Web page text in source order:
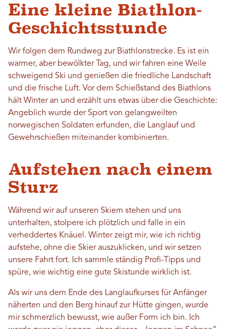
Eine kleine Biathlon-
Geschichtsstunde
Wir folgen dem Rundweg zur Biathlonstrecke. Es ist ein
warmer, aber bewölkter Tag, und wir fahren eine Weile
schweigend Ski und genießen die friedliche Landschaft
und die frische Luft. Vor dem Schießstand des Biathlons
hält Winter an und erzählt uns etwas über die Geschichte:
Angeblich wurde der Sport von gelangweilten
norwegischen Soldaten erfunden, die Langlauf und
Gewehrschießen miteinander kombinierten.
Aufstehen nach einem
Sturz
Während wir auf unseren Skiern stehen und uns
unterhalten, stolpere ich plötzlich und falle in ein
verheddertes Knäuel. Winter zeigt mir, wie ich richtig
aufstehe, ohne die Skier auszuklicken, und wir setzen
unsere Fahrt fort. Ich sammle ständig Profi-Tipps und
spüre, wie wichtig eine gute Skistunde wirklich ist.
Als wir uns dem Ende des Langlaufkurses für Anfänger
näherten und den Berg hinauf zur Hütte gingen, wurde
mir schmerzlich bewusst, wie außer Form ich bin. Ich